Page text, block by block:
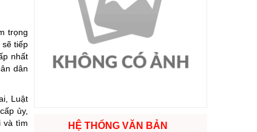
sống
và đại biểu Hội đồng nhân dân các cấp nhiệm kỳ 2026 - 2031
trọng
tiếp
nhất
dân
Luật
ủy,
và tìm
HỆ THỐNG VĂN BẢN